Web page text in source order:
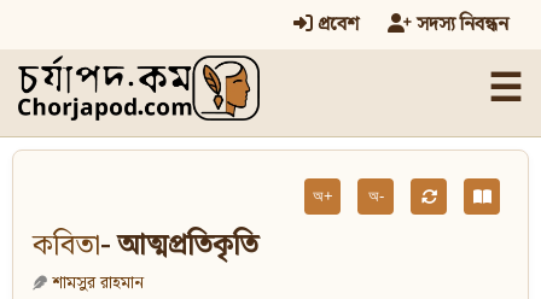
প্রবেশ সদস্য নিবন্ধন
☰
অ+ অ-
কবিতা- আত্মপ্রতিকৃতি
শামসুর রাহমান